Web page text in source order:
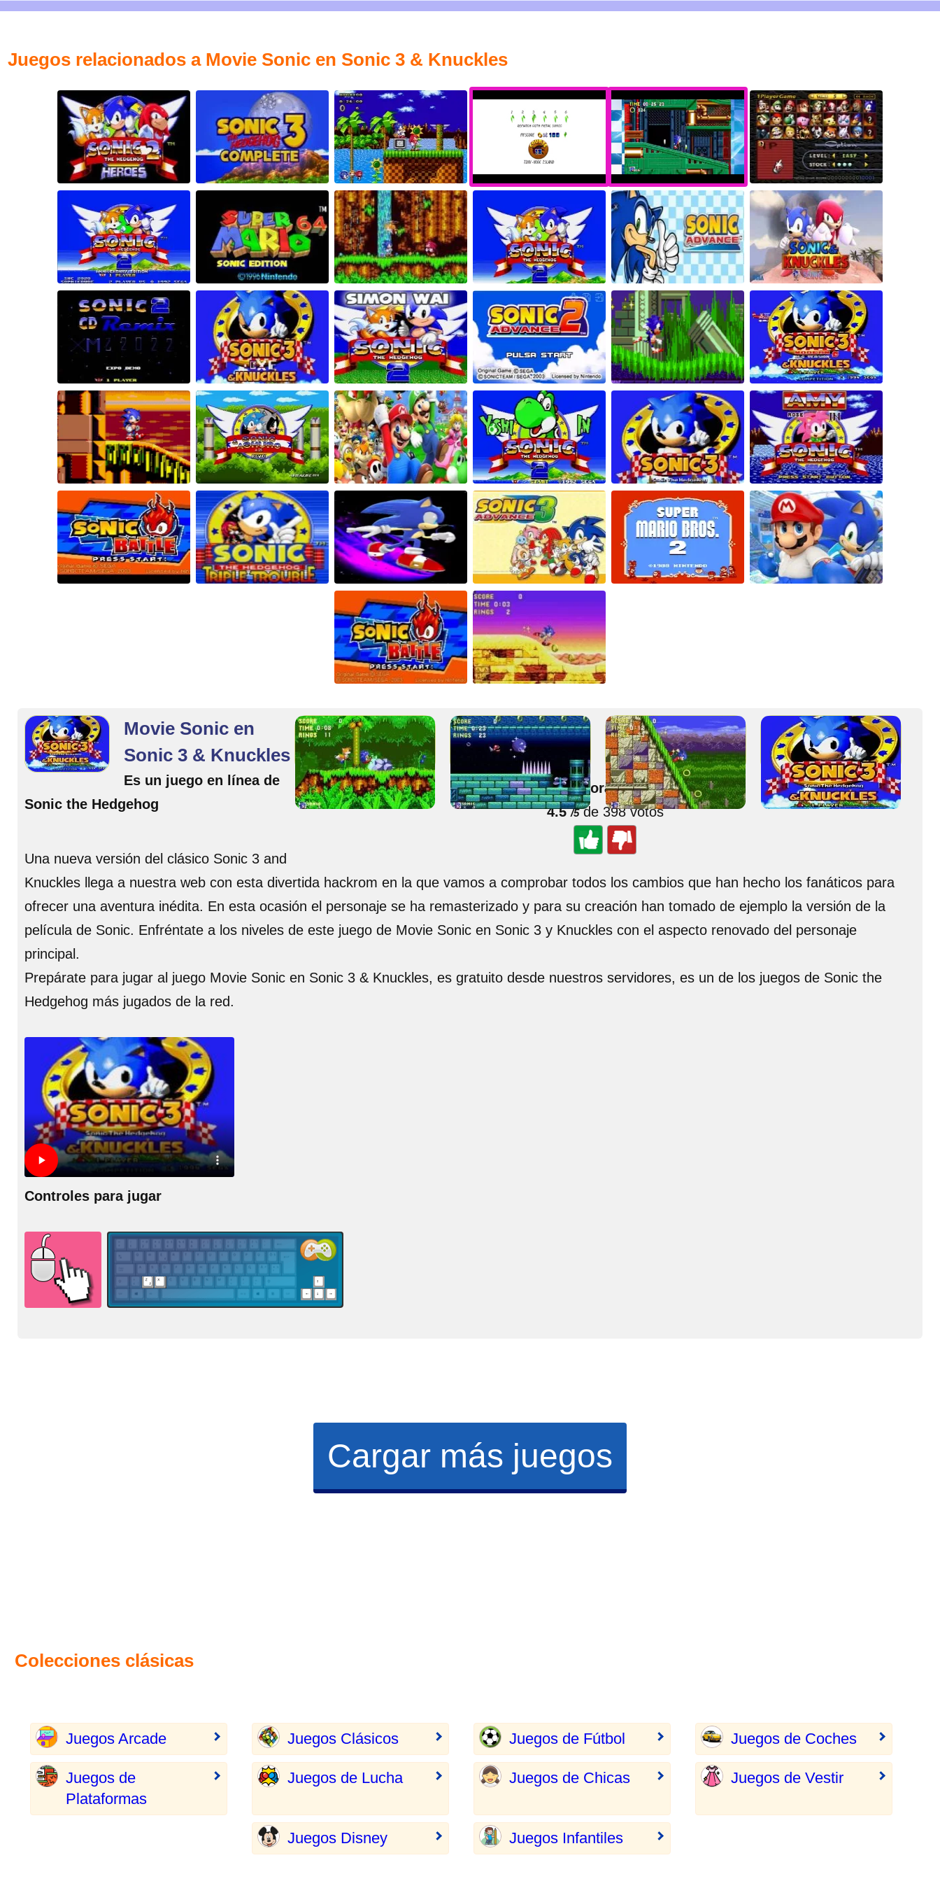
Juegos relacionados a Movie Sonic en Sonic 3 & Knuckles
🌟 Valorar juego
4.5/5de 398 votos
Movie Sonic en
Sonic 3 & Knuckles
Es un juego en línea de
Sonic the Hedgehog
Una nueva versión del clásico Sonic 3 and
Knuckles llega a nuestra web con esta divertida hackrom en la que vamos a comprobar todos los cambios que han hecho los fanáticos para
ofrecer una aventura inédita. En esta ocasión el personaje se ha remasterizado y para su creación han tomado de ejemplo la versión de la
película de Sonic. Enfréntate a los niveles de este juego de Movie Sonic en Sonic 3 y Knuckles con el aspecto renovado del personaje
principal.
Prepárate para jugar al juego Movie Sonic en Sonic 3 & Knuckles, es gratuito desde nuestros servidores, es un de los juegos de Sonic the
Hedgehog más jugados de la red.
Controles para jugar
Cargar más juegos
Colecciones clásicas
Juegos Arcade Juegos Clásicos Juegos de Fútbol Juegos de Coches
Juegos de
Plataformas
Juegos de Lucha Juegos de Chicas Juegos de Vestir
Juegos Disney Juegos Infantiles